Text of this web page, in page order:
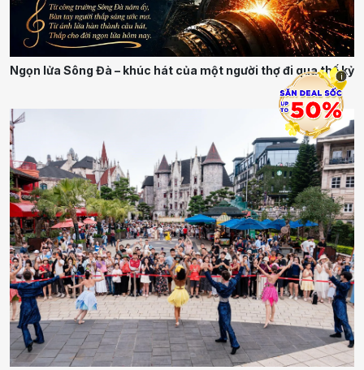
Ngọn lửa Sông Đà – khúc hát của một người thợ đi qua thế kỷ
i